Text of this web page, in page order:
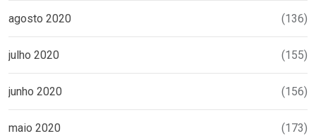
agosto 2020 (136)
julho 2020 (155)
junho 2020 (156)
maio 2020 (173)